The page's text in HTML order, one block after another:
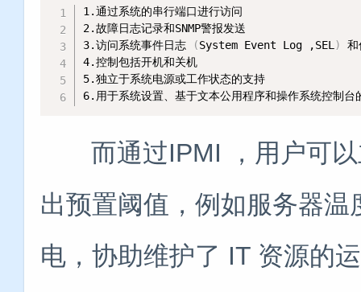
1.通过系统的串行端口进行访问
2.故障日志记录和SNMP警报发送
3.访问系统事件日志
(System Event Log ,SEL)
和
4.控制包括开机和关机
5.独立于系统电源或工作状态的支持
6.用于系统设置、基于文本公用程序和操作系统控制台
而通过IPMI ，用户可以
出预置阈值，例如服务器
电，协助维护了 IT 资源的